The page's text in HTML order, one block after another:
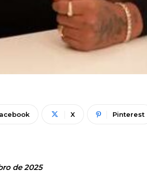
X Pinterest
de 2025